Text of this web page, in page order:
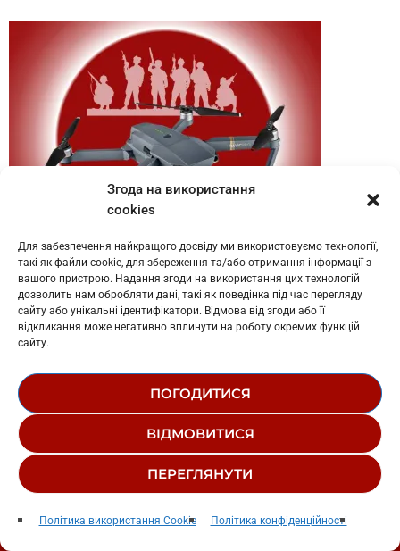
Згода на використання
cookies
Для забезпечення найкращого досвіду ми використовуємо технології,
такі як файли cookie, для збереження та/або отримання інформації з
вашого пристрою. Надання згоди на використання цих технологій
дозволить нам обробляти дані, такі як поведінка під час перегляду
сайту або унікальні ідентифікатори. Відмова від згоди або її
відкликання може негативно вплинути на роботу окремих функцій
сайту.
ПОГОДИТИСЯ
ВІДМОВИТИСЯ
ПЕРЕГЛЯНУТИ
Політика використання Cookie Політика конфіденційності
play_arrow
Чому Саме Тебе
НАЙПОПУЛЯРНІШЕ